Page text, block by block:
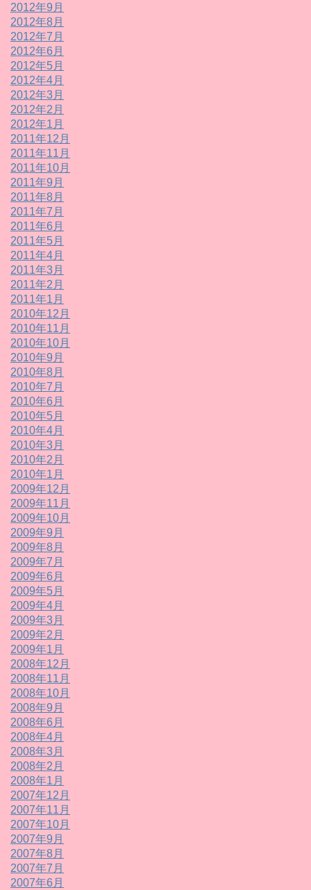
2012年9月
2012年8月
2012年7月
2012年6月
2012年5月
2012年4月
2012年3月
2012年2月
2012年1月
2011年12月
2011年11月
2011年10月
2011年9月
2011年8月
2011年7月
2011年6月
2011年5月
2011年4月
2011年3月
2011年2月
2011年1月
2010年12月
2010年11月
2010年10月
2010年9月
2010年8月
2010年7月
2010年6月
2010年5月
2010年4月
2010年3月
2010年2月
2010年1月
2009年12月
2009年11月
2009年10月
2009年9月
2009年8月
2009年7月
2009年6月
2009年5月
2009年4月
2009年3月
2009年2月
2009年1月
2008年12月
2008年11月
2008年10月
2008年9月
2008年6月
2008年4月
2008年3月
2008年2月
2008年1月
2007年12月
2007年11月
2007年10月
2007年9月
2007年8月
2007年7月
2007年6月